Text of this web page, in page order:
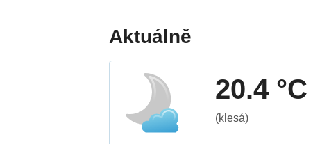
Aktuálně
20.4 °C
(klesá)